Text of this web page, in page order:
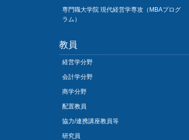
専門職大学院 現代経営学専攻（MBAプログ
ラム）
教員
経営学分野
会計学分野
商学分野
配置教員
協力/連携講座教員等
研究員